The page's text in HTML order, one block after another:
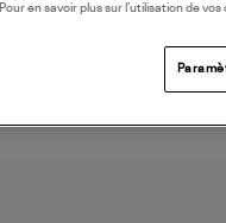
Pour en savoir plus sur l’utilisation de vos